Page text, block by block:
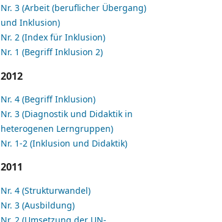
Nr. 3 (Arbeit (beruflicher Übergang)
und Inklusion)
Nr. 2 (Index für Inklusion)
Nr. 1 (Begriff Inklusion 2)
2012
Nr. 4 (Begriff Inklusion)
Nr. 3 (Diagnostik und Didaktik in
heterogenen Lerngruppen)
Nr. 1-2 (Inklusion und Didaktik)
2011
Nr. 4 (Strukturwandel)
Nr. 3 (Ausbildung)